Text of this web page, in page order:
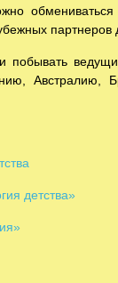
партнеров
побывать
Австралию,
детства»